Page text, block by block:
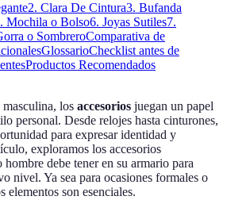
2. Clara De Cintura3. Bufanda
Mochila o Bolso6. Joyas Sutiles7.
o SombreroComparativa de
GlossarioChecklist antes de
Productos Recomendados
los accesorios juegan un papel
personal. Desde relojes hasta cinturones,
para expresar identidad y
exploramos los accesorios
debe tener en su armario para
nivel. Ya sea para ocasiones formales o
elementos son esenciales.